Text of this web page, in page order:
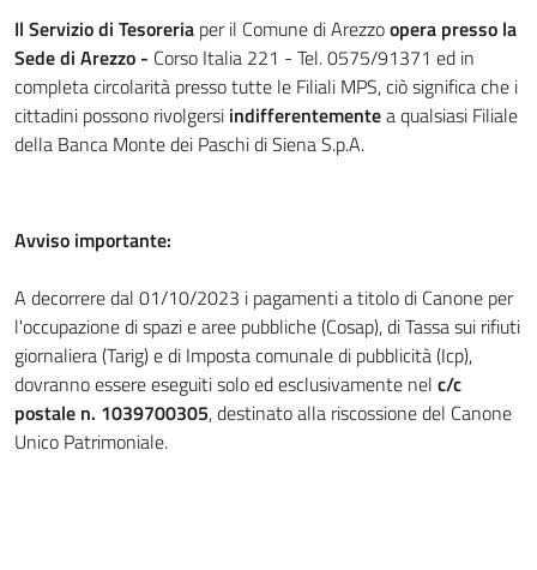
Il Servizio di Tesoreria per il Comune di Arezzoopera presso la
Sede di Arezzo - Corso Italia 221 - Tel. 0575/91371 ed in
completa circolarità presso tutte le Filiali MPS, ciò significa che i
cittadini possono rivolgersi indifferentementea qualsiasi Filiale
della Banca Monte dei Paschi di Siena S.p.A.
Avviso importante:
A decorrere dal 01/10/2023 i pagamenti a titolo di Canone per
l'occupazione di spazi e aree pubbliche (Cosap), di Tassa sui rifiuti
giornaliera (Tarig) e di Imposta comunale di pubblicità (Icp),
dovranno essere eseguiti solo ed esclusivamente nel c/c
postale n. 1039700305, destinato alla riscossione del Canone
Unico Patrimoniale.